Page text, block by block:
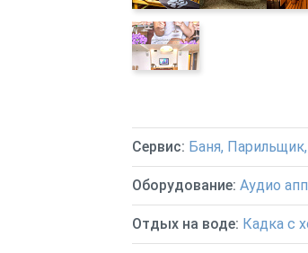
Сервис: Баня,
Оборудование: Аудио
Отдых на воде: Кадка с